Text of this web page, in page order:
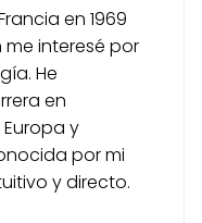
en 1969
interesé por
He
en
y
por mi
y directo.